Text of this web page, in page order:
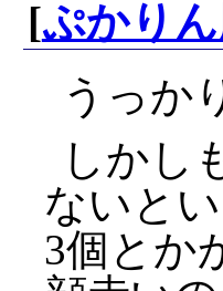
[ぷかり
うっか
しかし
ないと
3個とか